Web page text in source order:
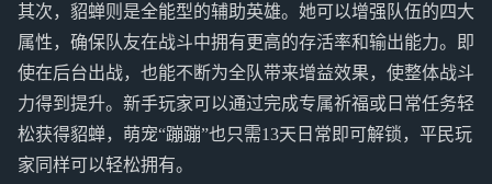
其次，貂蝉则是全能型的辅助英雄。她可以增强队伍的四大
属性，确保队友在战斗中拥有更高的存活率和输出能力。即
使在后台出战，也能不断为全队带来增益效果，使整体战斗
力得到提升。新手玩家可以通过完成专属祈福或日常任务轻
松获得貂蝉，萌宠“蹦蹦”也只需13天日常即可解锁，平民玩
家同样可以轻松拥有。